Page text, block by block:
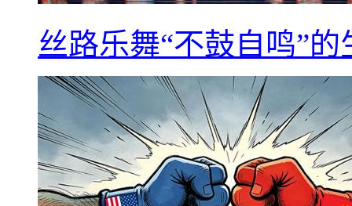
丝路乐舞“不鼓自鸣”